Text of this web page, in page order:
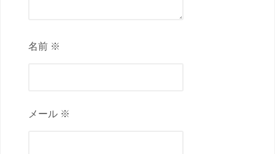
名前 ※
メール ※